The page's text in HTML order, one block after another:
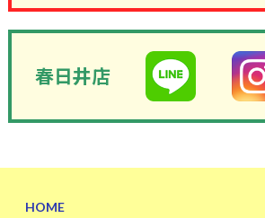
春日井店
HOME